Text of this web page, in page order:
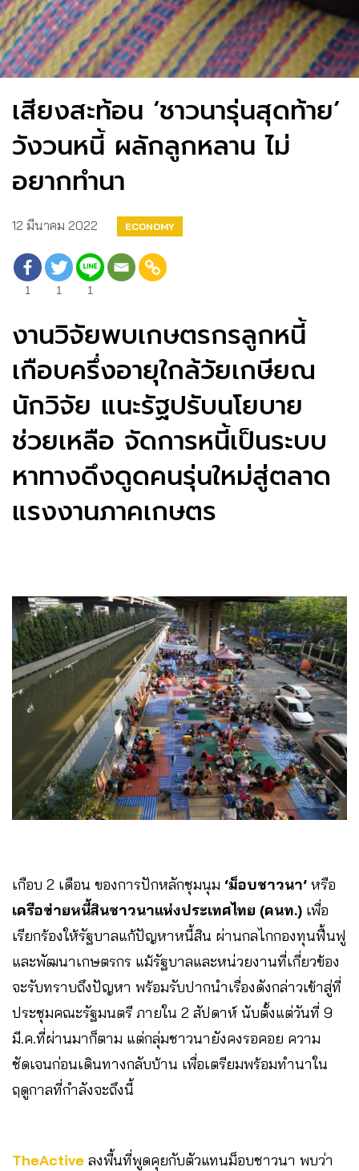
เสียงสะท้อน ‘ชาวนารุ่นสุดท้าย’
วังวนหนี้ ผลักลูกหลาน ไม่
อยากทำนา
12 มีนาคม 2022 ECONOMY
1 1 1
งานวิจัยพบเกษตรกรลูกหนี้
เกือบครึ่งอายุใกล้วัยเกษียณ
นักวิจัย แนะรัฐปรับนโยบาย
ช่วยเหลือ จัดการหนี้เป็นระบบ
หาทางดึงดูดคนรุ่นใหม่สู่ตลาด
แรงงานภาคเกษตร
เกือบ 2 เดือน ของการปักหลักชุมนุม ‘ม็อบชาวนา’ หรือ
เครือข่ายหนี้สินชาวนาแห่งประเทศไทย (คนท.) เพื่อ
เรียกร้องให้รัฐบาลแก้ปัญหาหนี้สิน ผ่านกลไกกองทุนฟื้นฟู
และพัฒนาเกษตรกร แม้รัฐบาลและหน่วยงานที่เกี่ยวข้อง
จะรับทราบถึงปัญหา พร้อมรับปากนำเรื่องดังกล่าวเข้าสู่ที่
ประชุมคณะรัฐมนตรี ภายใน 2 สัปดาห์ นับตั้งแต่วันที่ 9
มี.ค.ที่ผ่านมาก็ตาม แต่กลุ่มชาวนายังคงรอคอย ความ
ชัดเจนก่อนเดินทางกลับบ้าน เพื่อเตรียมพร้อมทำนาใน
ฤดูกาลที่กำลังจะถึงนี้
TheActive ลงพื้นที่พูดคุยกับตัวแทนม็อบชาวนา พบว่า